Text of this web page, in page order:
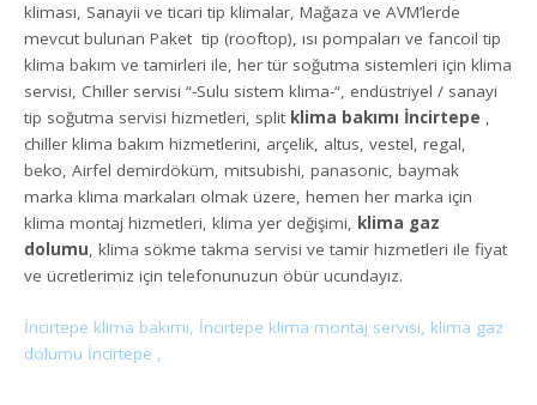
kliması, Sanayii ve ticari tip klimalar, Mağaza ve AVM’lerde
mevcut bulunan Paket tip (rooftop), ısı pompaları ve fancoil tip
klima bakım ve tamirleri ile, her tür soğutma sistemleri için klima
servisi, Chiller servisi “-Sulu sistem klima-“, endüstriyel / sanayi
tip soğutma servisi hizmetleri, split klima bakımı İncirtepe ,
chiller klima bakım hizmetlerini, arçelik, altus, vestel, regal,
beko, Airfel demirdöküm, mitsubishi, panasonic, baymak
marka klima markaları olmak üzere, hemen her marka için
klima montaj hizmetleri, klima yer değişimi, klima gaz
dolumu, klima sökme takma servisi ve tamir hizmetleri ile fiyat
ve ücretlerimiz için telefonunuzun öbür ucundayız.
İncirtepe klima bakımı, İncirtepe klima montaj servisi, klima gaz
dolumu İncirtepe ,